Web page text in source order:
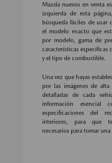
Mazda nuevos en venta
izquierda de esta
búsqueda fáciles de usar
el modelo exacto que
por modelo, gama de
características específicas
y el tipo de combustible.
Una vez que hayas
por las imágenes de
detalladas de cada
información esencial
especificaciones del
interiores, para que
necesarios para tomar